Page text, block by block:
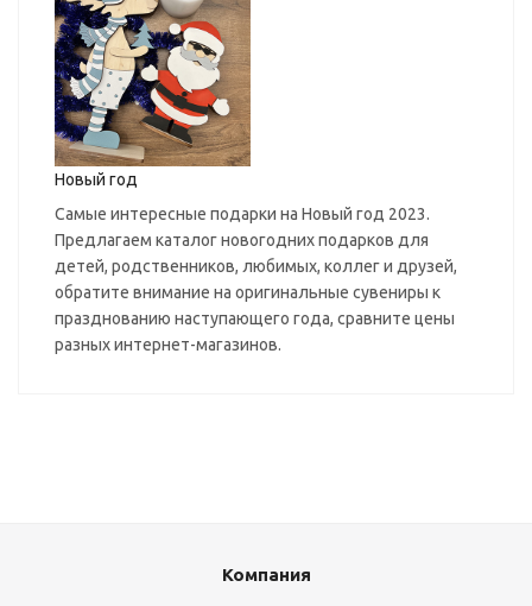
Новый год
Самые интересные подарки на Новый год 2023.
Предлагаем каталог новогодних подарков для
детей, родственников, любимых, коллег и друзей,
обратите внимание на оригинальные сувениры к
празднованию наступающего года, сравните цены
разных интернет-магазинов.
Компания